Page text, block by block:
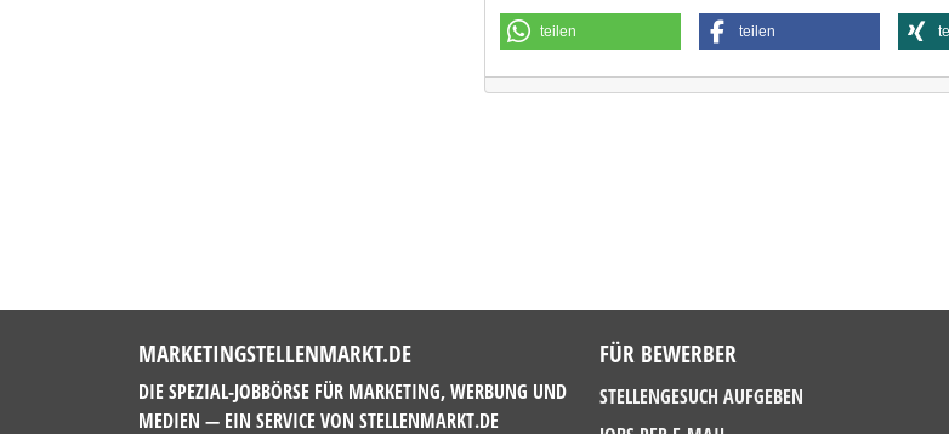
teilen teilen
MARKETINGSTELLENMARKT.DE
DIE SPEZIAL-JOBBÖRSE FÜR MARKETING, WERBUNG UND
MEDIEN — EIN SERVICE VON STELLENMARKT.DE
FÜR BEWERBER
STELLENGESUCH AUFGEBEN